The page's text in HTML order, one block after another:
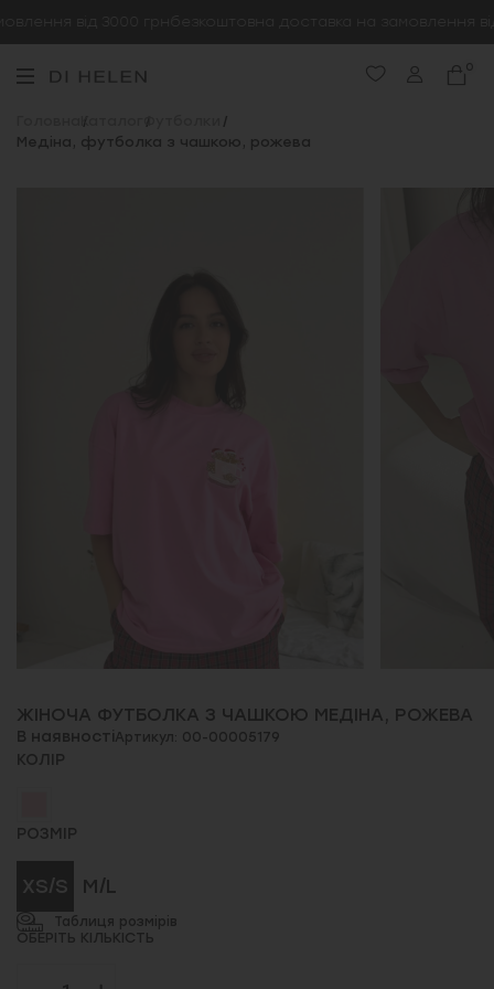
від 3000 грн безкоштовна доставка на замовлення
0
Каталог
Футболки
Медіна, футболка з чашкою, рожева
ЖІНОЧА ФУТБОЛКА З ЧАШКОЮ МЕДІНА, РОЖЕВА
В наявностіАртикул: 00-00005179
КОЛІР
РОЗМІР
XS/S M/L
Таблиця розмірів
ОБЕРІТЬ КІЛЬКІСТЬ